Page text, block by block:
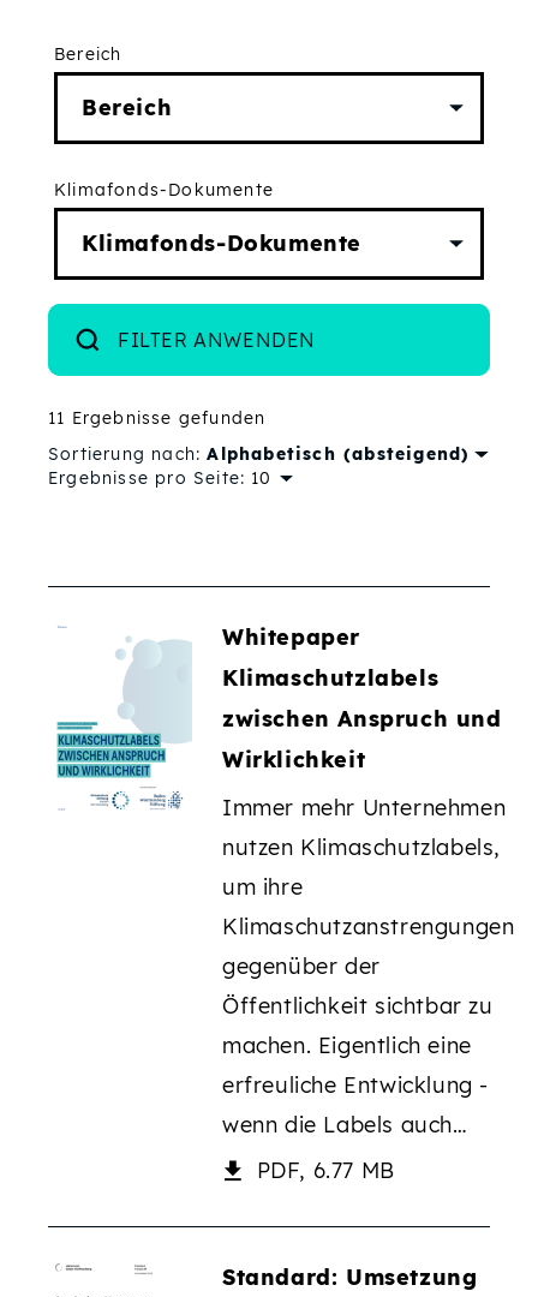
Bereich
Klimafonds-Dokumente
FILTER ANWENDEN
11 Ergebnisse gefunden
Sortierung nach:Alphabetisch (absteigend)
Ergebnisse pro Seite:
Whitepaper
Klimaschutzlabels
zwischen Anspruch und
Wirklichkeit
Immer mehr Unternehmen
nutzen Klimaschutzlabels,
um ihre
Klimaschutzanstrengungen
gegenüber der
Öffentlichkeit sichtbar zu
machen. Eigentlich eine
erfreuliche Entwicklung -
wenn die Labels auch…
PDF, 6.77 MB
Standard: Umsetzung